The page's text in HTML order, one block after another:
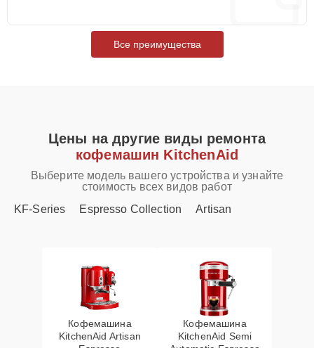
Все преимущества
Цены на другие виды ремонта
кофемашин KitchenAid
Выберите модель вашего устройства и узнайте
стоимость всех видов работ
KF-Series
Espresso Collection Artisan
Кофемашина
KitchenAid Artisan
Кофемашина
KitchenAid Semi